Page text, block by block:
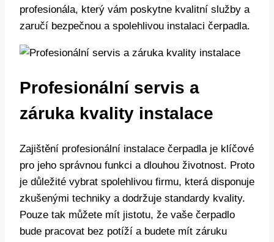
profesionála, který vám poskytne kvalitní služby a
zaručí bezpečnou a spolehlivou instalaci čerpadla.
Profesionální servis a
záruka kvality instalace
Zajištění profesionální instalace čerpadla je klíčové
pro jeho správnou funkci a dlouhou životnost. Proto
je důležité vybrat spolehlivou firmu, která disponuje
zkušenými techniky a dodržuje standardy kvality.
Pouze tak můžete mít jistotu, že vaše čerpadlo
bude pracovat bez potíží a budete mít záruku